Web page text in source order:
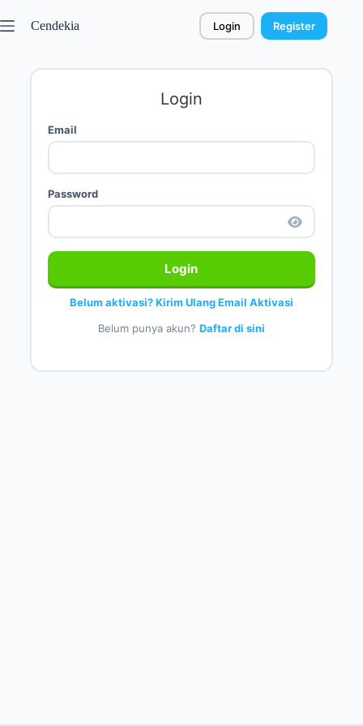
Cendekia Login Register
Login
Email
Password
Login
Belum aktivasi? Kirim Ulang Email Aktivasi
Belum punya akun? Daftar di sini